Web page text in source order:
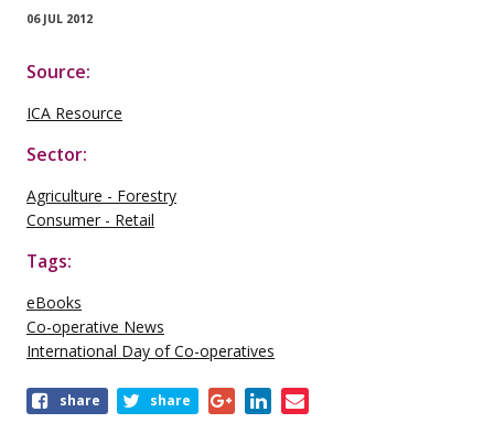
06 JUL 2012
Source:
ICA Resource
Sector:
Agriculture - Forestry
Consumer - Retail
Tags:
eBooks
Co-operative News
International Day of Co-operatives
Shareshare share